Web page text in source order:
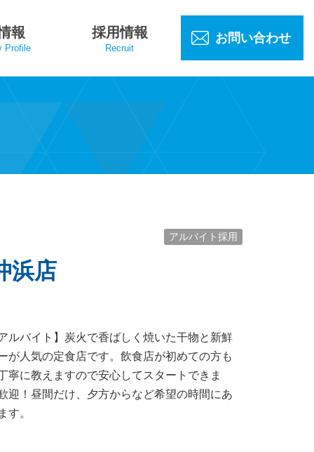
報
Profile
採用情報
Recruit
お問い合わせ
アルバイト採用
浜店
ルバイト】炭火で香ばしく焼いた干物と新鮮
が人気の定食店です。飲食店が初めての方も
寧に教えますので安心してスタートできま
迎！昼間だけ、夕方からなど希望の時間にあ
す。